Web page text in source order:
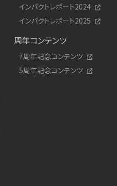
インパクトレポート2024
インパクトレポート2025
周年コンテンツ
7周年記念コンテンツ
5周年記念コンテンツ